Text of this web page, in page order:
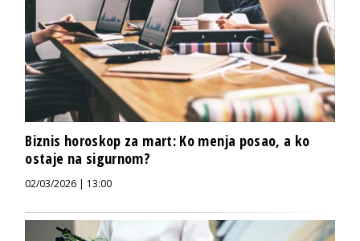
Biznis horoskop za mart: Ko menja posao, a ko
ostaje na sigurnom?
02/03/2026 | 13:00